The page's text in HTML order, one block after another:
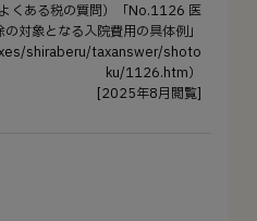
くある税の質問）「No.1126 医
対象となる入院費用の具体例」
shiraberu/taxanswer/shoto
ku/1126.htm）
[2025年8月閲覧]